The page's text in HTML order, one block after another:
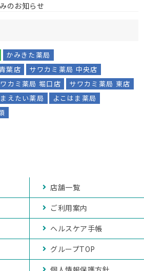
のお知らせ
かみきた薬局
葉店
サワカミ薬局 中央店
カミ薬局 堀口店
サワカミ薬局 東店
まえたい薬局
よこはま薬局
店舗一覧
ご利用案内
ヘルスケア手帳
グループTOP